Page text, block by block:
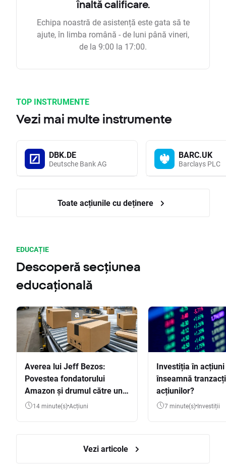
înaltă calificare.
Echipa noastră de asistență este gata să te
ajute, în limba română - de luni până vineri,
de la 9:00 la 17:00.
TOP INSTRUMENTE
Vezi mai multe instrumente
DBK.DE
Deutsche Bank AG
BARC.UK
Barclays PLC
Toate acțiunile cu deținere
EDUCAȚIE
Descoperă secțiunea
educațională
Averea lui Jeff Bezos:
Povestea fondatorului
Amazon și drumul către una
dintre cele mai mari averi
14 minute(s) Acțiuni
Investiția în
înseamnă
acțiunilor?
7 minute(s) Investiții
Vezi articole